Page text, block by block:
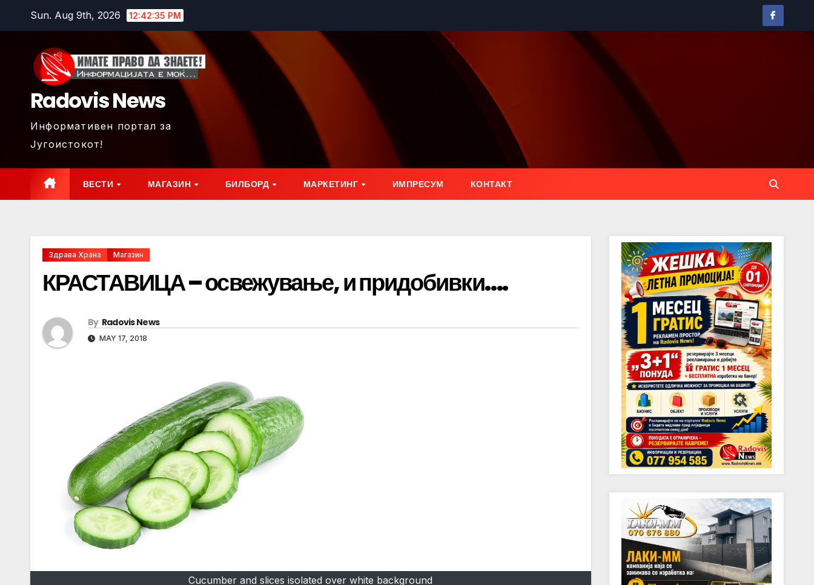
Sun. Aug 9th, 2026 12:42:37 PM
Radovis News
Информативен портал за
Југоистокот!
ВЕСТИ МАГАЗИН БИЛБОРД МАРКЕТИНГ ИМПРЕСУМ КОНТАКТ
Здрава Храна Магазин
КРАСТАВИЦА – освежување, и придобивки….
By Radovis News
MAY 17, 2018
Cucumber and slices isolated over white background